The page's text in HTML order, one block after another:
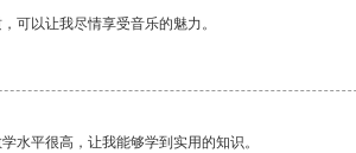
可以让我尽情享受音乐的魅力。
水平很高，让我能够学到实用的知识。